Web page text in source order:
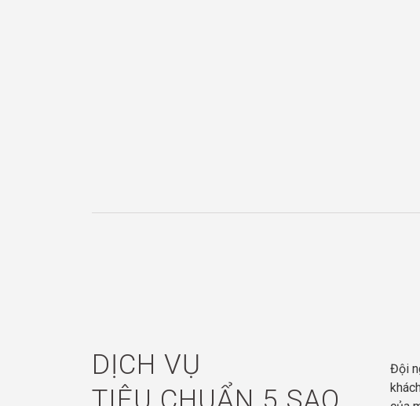
DỊCH VỤ
Đội